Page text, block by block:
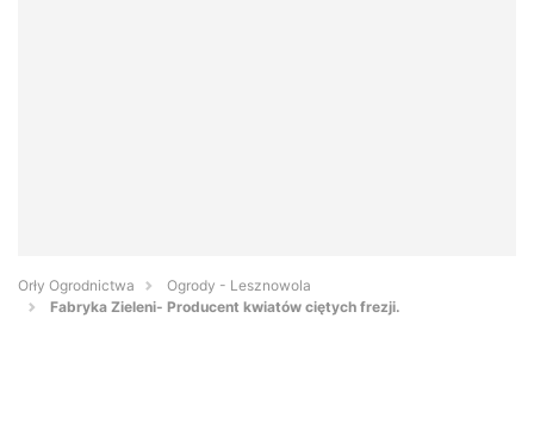
Orły Ogrodnictwa
Ogrody - Lesznowola
Fabryka Zieleni- Producent kwiatów ciętych frezji.